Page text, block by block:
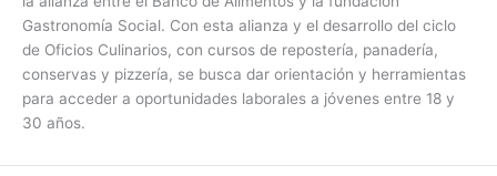
Gastronomía Social. Con esta alianza y el desarrollo del ciclo
de Oficios Culinarios, con cursos de repostería, panadería,
conservas y pizzería, se busca dar orientación y herramientas
para acceder a oportunidades laborales a jóvenes entre 18 y
30 años.